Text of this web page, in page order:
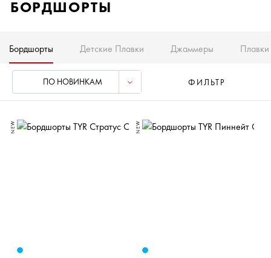
БОРДШОРТЫ
Бордшорты Детские Плавки Джаммеры Плавки
ПО НОВИНКАМ ФИЛЬТР
NEW NEW